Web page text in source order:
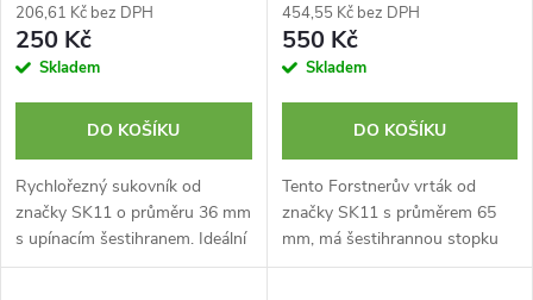
206,61 Kč bez DPH
250 Kč
Skladem
DO KOŠÍKU
Rychlořezný sukovník od
značky SK11 o průměru 36 mm
s upínacím šestihranem. Ideální
pro vytváření otvorů v
454,55 Kč bez DPH
550 Kč
Skladem
DO KOŠÍKU
Tento Forstnerův vrták od
značky SK11 s průměrem 65
mm, má šestihrannou stopku
8,6 mm a je vynikající pro